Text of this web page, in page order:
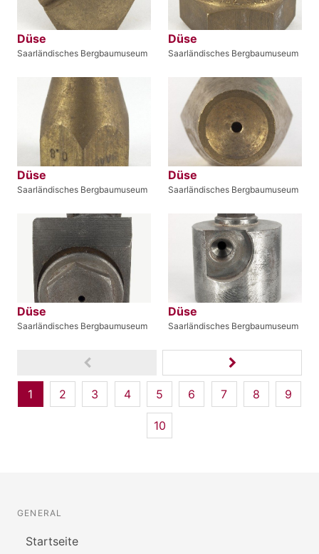
Düse
Saarländisches Bergbaumuseum
Düse
Saarländisches Bergbaumuseum
Düse
Saarländisches Bergbaumuseum
Düse
Saarländisches Bergbaumuseum
Düse
Saarländisches Bergbaumuseum
Düse
Saarländisches Bergbaumuseum
1 2 3 4 5 6 7 8 9
10
GENERAL
Startseite